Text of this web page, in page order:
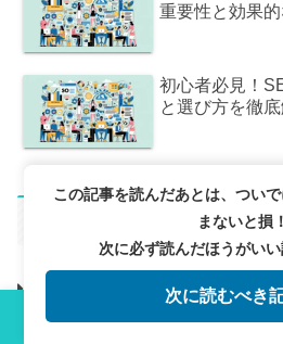
重要性と効果
初心者必見！
と選び方を徹
カテゴリで
この記事を読んだあとは、つい
まないと損！
次に必ず読んだほうがい
次に読むべき